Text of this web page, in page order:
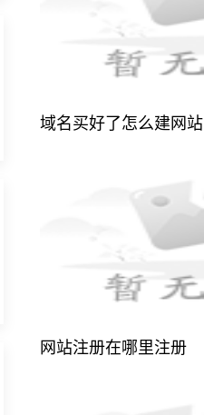
域名买好了怎么建网站
网站注册在哪里注册